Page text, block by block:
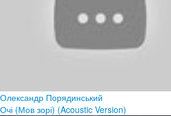
Олександр Порядинський
Очі (Мов зорі) (Acoustic Version)